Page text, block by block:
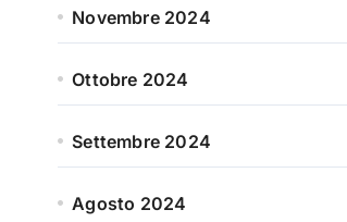
Novembre 2024
Ottobre 2024
Settembre 2024
Agosto 2024